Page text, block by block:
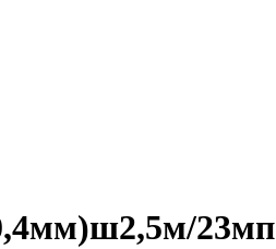
23мп